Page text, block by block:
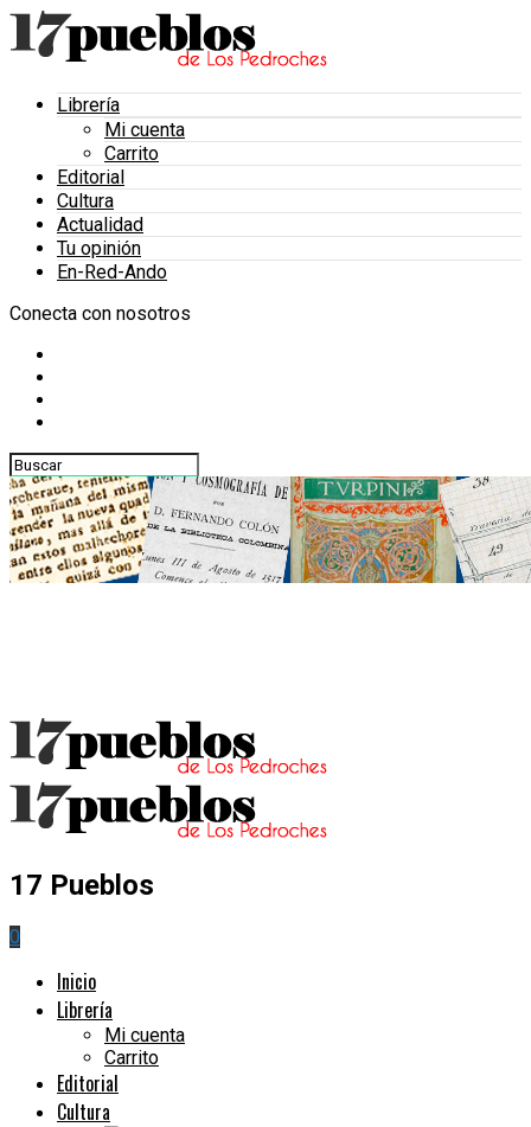
Librería
Mi cuenta
Carrito
Editorial
Cultura
Actualidad
Tu opinión
En-Red-Ando
Conecta con nosotros
17 Pueblos
0
Inicio
Librería
Mi cuenta
Carrito
Editorial
Cultura